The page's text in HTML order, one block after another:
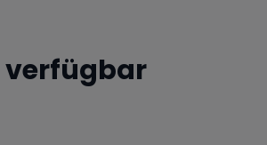
verfügbar